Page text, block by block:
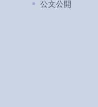
公文公開